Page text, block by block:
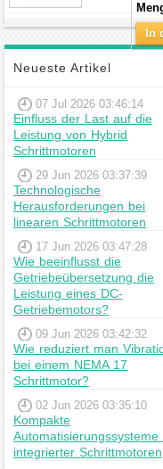
Schrittmotor
Neueste Artikel
07 Jul 2026 03:46:14
Einfluss der Last auf die
Leistung von Hybrid
Schrittmotoren
29 Jun 2026 03:37:39
Technologische
Herausforderungen bei
linearen Schrittmotoren
17 Jun 2026 03:47:28
Wie beeinflusst die
Getriebeübersetzung die
Leistung eines DC-
Getriebemotors?
09 Jun 2026 03:42:32
Wie reduziert man
bei einem NEMA 17
Schrittmotor?
02 Jun 2026 03:35:10
Kompakte
Automatisierungssysteme
integrierter Schrittmotoren
In